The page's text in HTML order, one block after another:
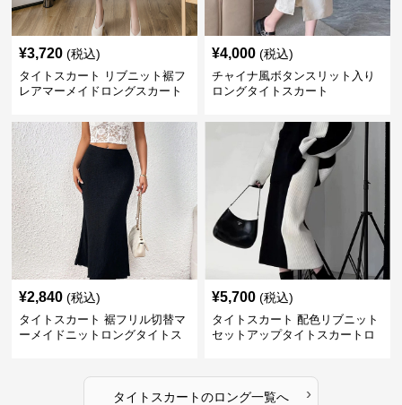
¥3,720 (税込)
タイトスカート リブニット裾フ
レアマーメイドロングスカート
¥4,000 (税込)
チャイナ風ボタンスリット入り
ロングタイトスカート
¥2,840 (税込)
タイトスカート 裾フリル切替マ
ーメイドニットロングタイトス
¥5,700 (税込)
タイトスカート 配色リブニット
セットアップタイトスカートロ
タイトスカートのロング一覧へ ›